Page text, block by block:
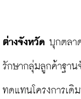
ต่างจังหวัด บุกตลา
รักษากลุ่มลูกค้าฐาน
ทดแทนโครงการเ